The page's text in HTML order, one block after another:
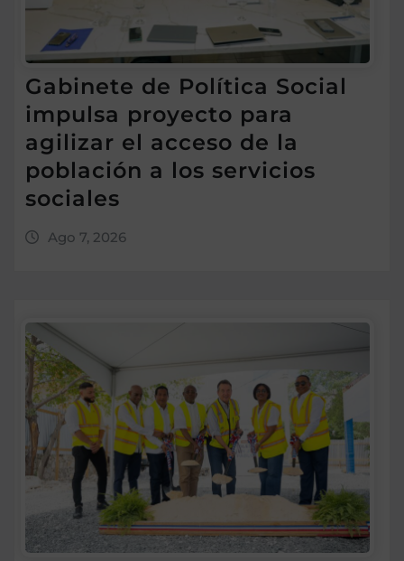
Gabinete de Política Social
impulsa proyecto para
agilizar el acceso de la
población a los servicios
sociales
Ago 7, 2026